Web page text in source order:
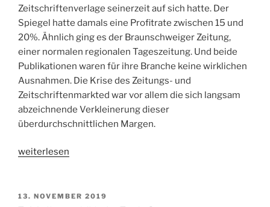
Zeitschriftenverlage seinerzeit auf sich hatte. Der
Spiegel hatte damals eine Profitrate zwischen 15 und
20%. Ähnlich ging es der Braunschweiger Zeitung,
einer normalen regionalen Tageszeitung. Und beide
Publikationen waren für ihre Branche keine wirklichen
Ausnahmen. Die Krise des Zeitungs- und
Zeitschriftenmarkted war vor allem die sich langsam
abzeichnende Verkleinerung dieser
überdurchschnittlichen Margen.
„Arbeitsministerium
der
weiterlesen
VERÖFFENTLICHT
13. NOVEMBER 2019